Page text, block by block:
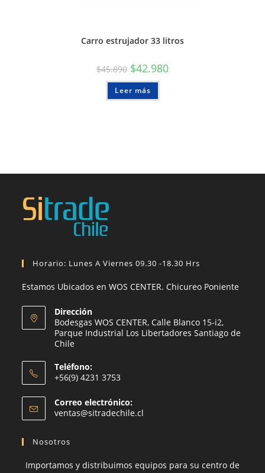
Carro estrujador 33 litros
$45.890 $42.980
Leer más
Horario: Lunes A Viernes 09.30 -18.30 Hrs
Estamos Ubicados en WOS CENTER. Chicureo Poniente
Dirección
Bodesgas WOS CENTER, Calle Blanco 15-i2,
Parque Industrial Los Libertadores Santiago de
Chile
Teléfono:
+56(9) 4231 3753
abre
en
Correo electrónico:
ventas@sitradechile.cl
Nosotros
Importamos y distribuimos equipos para su centro de